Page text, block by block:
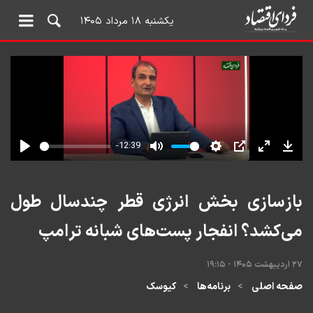
یکشنبه ۱۸ مرداد ۱۴۰۵
بازسازی بخش انرژی قطر چندسال طول
می‌کشد؟ انفجار پست‌های شبانه ترامپ
۲۷ اردیبهشت ۱۴۰۵ - ۱۹:۱۵
صفحه اصلی برنامه‌ها کیوسک